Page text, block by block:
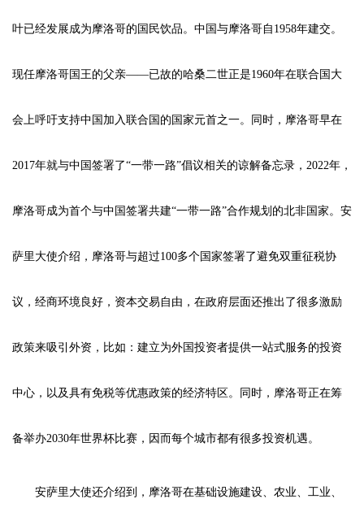
叶已经发展成为摩洛哥的国民饮品。中国与摩洛哥自1958年建交。
现任摩洛哥国王的父亲——已故的哈桑二世正是1960年在联合国大
会上呼吁支持中国加入联合国的国家元首之一。同时，摩洛哥早在
2017年就与中国签署了“一带一路”倡议相关的谅解备忘录，2022年，
摩洛哥成为首个与中国签署共建“一带一路”合作规划的北非国家。安
萨里大使介绍，摩洛哥与超过100多个国家签署了避免双重征税协
议，经商环境良好，资本交易自由，在政府层面还推出了很多激励
政策来吸引外资，比如：建立为外国投资者提供一站式服务的投资
中心，以及具有免税等优惠政策的经济特区。同时，摩洛哥正在筹
备举办2030年世界杯比赛，因而每个城市都有很多投资机遇。
安萨里大使还介绍到，摩洛哥在基础设施建设、农业、工业、